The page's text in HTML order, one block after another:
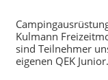
Kulmann
sind Teilnehmer
eigenen QEK Junior.